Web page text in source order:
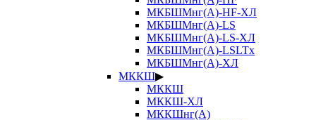
МКБШМнг(А)-HF-ХЛ
МКБШМнг(А)-LS
МКБШМнг(А)-LS-ХЛ
МКБШМнг(А)-LSLTx
МКБШМнг(А)-ХЛ
МККШ▶
МККШ
МККШ-ХЛ
МККШнг(А)